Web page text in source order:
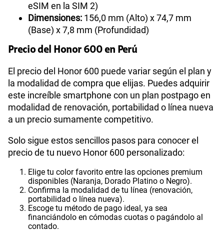
eSIM en la SIM 2)
Dimensiones: 156,0 mm (Alto) x 74,7 mm
(Base) x 7,8 mm (Profundidad)
Precio del Honor 600 en Perú
El precio del Honor 600 puede variar según el plan y
la modalidad de compra que elijas. Puedes adquirir
este increíble smartphone con un plan postpago en
modalidad de renovación, portabilidad o línea nueva
a un precio sumamente competitivo.
Solo sigue estos sencillos pasos para conocer el
precio de tu nuevo Honor 600 personalizado:
Elige tu color favorito entre las opciones premium
disponibles (Naranja, Dorado Platino o Negro).
Confirma la modalidad de tu línea (renovación,
portabilidad o línea nueva).
Escoge tu método de pago ideal, ya sea
financiándolo en cómodas cuotas o pagándolo al
contado.